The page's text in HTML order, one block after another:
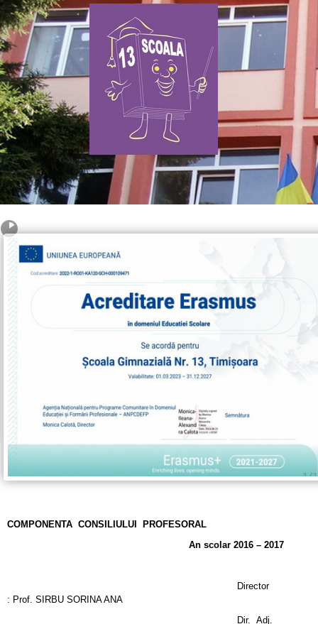
COMPONENTA CONSILIULUI PROFESORAL
An scolar 2016 – 2017
Director
: Prof. SIRBU SORINA ANA
Dir. Adj.